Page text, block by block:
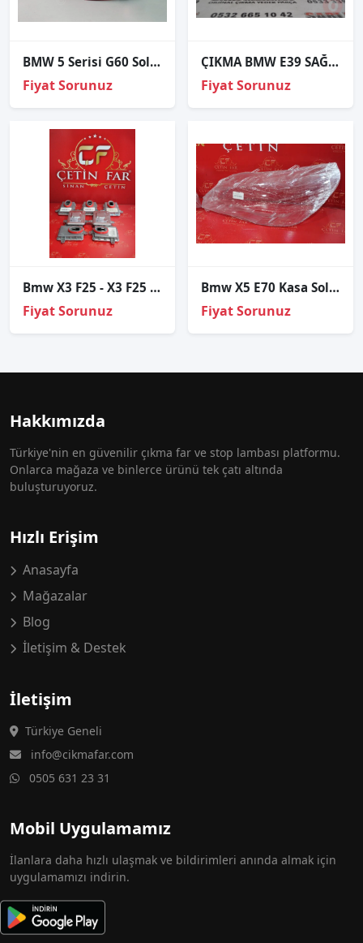
BMW 5 Serisi G60 Sol Stop
Fiyat Sorunuz
ÇIKMA BMW E39 SAĞ STOP 1996-2000
Fiyat Sorunuz
Bmw X3 F25 - X3 F25 Lci Xenon Beyni Sıfır
Fiyat Sorunuz
Bmw X5 E70 Kasa Sol Far Cami
Fiyat Sorunuz
Hakkımızda
Türkiye'nin en güvenilir çıkma far ve stop lambası platformu.
Onlarca mağaza ve binlerce ürünü tek çatı altında
buluşturuyoruz.
Hızlı Erişim
Anasayfa
Mağazalar
Blog
İletişim & Destek
İletişim
Türkiye Geneli
info@cikmafar.com
0505 631 23 31
Mobil Uygulamamız
İlanlara daha hızlı ulaşmak ve bildirimleri anında almak için
uygulamamızı indirin.